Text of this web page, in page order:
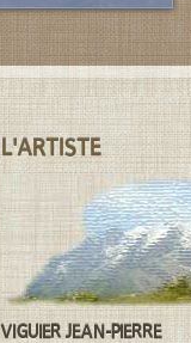
L'ARTISTE
VIGUIER JEAN-PIERRE